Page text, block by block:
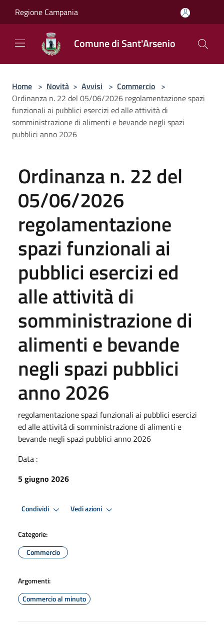
Regione Campania
Comune di Sant'Arsenio
Home > Novità > Avvisi > Commercio >
Ordinanza n. 22 del 05/06/2026 regolamentazione spazi
funzionali ai pubblici esercizi ed alle attività di
somministrazione di alimenti e bevande negli spazi
pubblici anno 2026
Ordinanza n. 22 del
05/06/2026
regolamentazione
spazi funzionali ai
pubblici esercizi ed
alle attività di
somministrazione di
alimenti e bevande
negli spazi pubblici
anno 2026
regolamentazione spazi funzionali ai pubblici esercizi
ed alle attività di somministrazione di alimenti e
bevande negli spazi pubblici anno 2026
Data :
5 giugno 2026
Condividi Vedi azioni
Categorie:
Commercio
Argomenti:
Commercio al minuto